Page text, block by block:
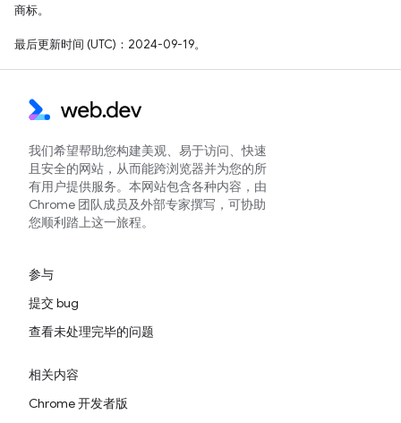
商标。
最后更新时间 (UTC)：2024-09-19。
我们希望帮助您构建美观、易于访问、快速
且安全的网站，从而能跨浏览器并为您的所
有用户提供服务。本网站包含各种内容，由
Chrome 团队成员及外部专家撰写，可协助
您顺利踏上这一旅程。
参与
提交 bug
查看未处理完毕的问题
相关内容
Chrome 开发者版